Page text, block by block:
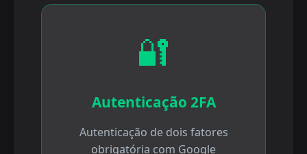
🔐
Autenticação 2FA
Autenticação de dois fatores
obrigatória com Google